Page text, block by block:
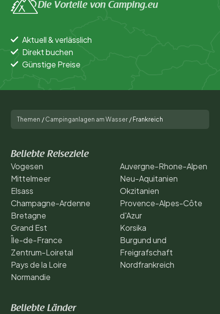
Die Vorteile von Camping.eu
Aktuell & verlässlich
Direkt buchen
Günstige Preise
Themen / Campinganlagen am Wasser / Frankreich
Beliebte Reiseziele
Vogesen
Mittelmeer
Elsass
Champagne-Ardenne
Bretagne
Grand Est
Île-de-France
Zentrum-Loiretal
Pays de la Loire
Normandie
Auvergne-Rhone-Alpen
Neu-Aquitanien
Okzitanien
Provence-Alpes-Côte
d'Azur
Korsika
Burgund und
Freigrafschaft
Nordfrankreich
Beliebte Länder